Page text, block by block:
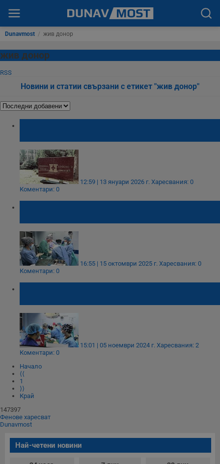
Dunavmost / жив донор
жив донор
RSS
Новини и статии свързани с етикет "жив донор"
12:59 | 13 януари 2026 г. Харесвания: 0
Коментари: 0
16:55 | 15 октомври 2025 г. Харесвания: 0
Коментари: 0
15:01 | 05 ноември 2024 г. Харесвания: 2
Коментари: 0
Начало
⟨⟨
1
⟩⟩
Край
147397
Фенове харесват
Dunavmost
Най-четени новини